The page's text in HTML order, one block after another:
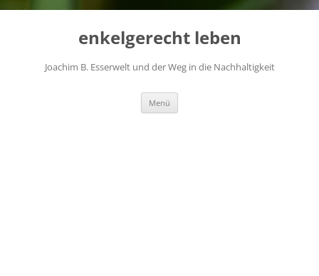
...
Zum
enkelgerecht leben
Joachim B. Esserwelt und der Weg in die Nachhaltigkeit
Menü